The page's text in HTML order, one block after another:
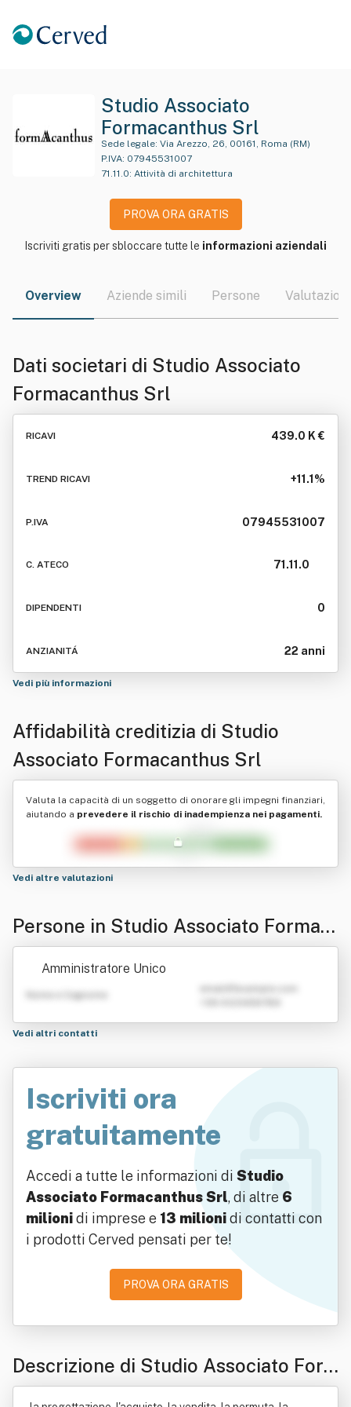
Studio Associato
Formacanthus Srl
Sede legale: Via Arezzo, 26, 00161, Roma (RM)
P.IVA: 07945531007
71.11.0: Attività di architettura
PROVA ORA GRATIS
Iscriviti gratis per sbloccare tutte le informazioni aziendali
Overview Aziende simili Persone Valutazioni
Dati societari di Studio Associato
Formacanthus Srl
RICAVI 439.0 K €
TREND RICAVI +11.1%
P.IVA 07945531007
C. ATECO 71.11.0
DIPENDENTI 0
ANZIANITÁ 22 anni
Vedi più informazioni
Affidabilità creditizia di Studio
Associato Formacanthus Srl
Valuta la capacità di un soggetto di onorare gli impegni finanziari,
aiutando a prevedere il rischio di inadempienza nei pagamenti.
Vedi altre valutazioni
Persone in Studio Associato Formac
anthus Srl
Amministratore Unico
Nome e Cognome
Vedi altri contatti
Iscriviti ora
gratuitamente
Accedi a tutte le informazioni di Studio
Associato Formacanthus Srl, di altre 6
milionidi imprese e 13 milionidi contatti con
i prodotti Cerved pensati per te!
PROVA ORA GRATIS
Descrizione di Studio Associato For
macanthus Srl